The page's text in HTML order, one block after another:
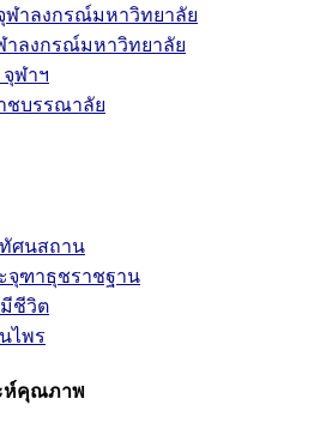
ฬาลงกรณ์มหาวิทยาลัย
าลงกรณ์มหาวิทยาลัย
จุฬาฯ
ชบรรณาลัย
ศนสถาน
ฑาธุชราชฐาน
ชีวิต
ไพร
ห์คุณภาพ